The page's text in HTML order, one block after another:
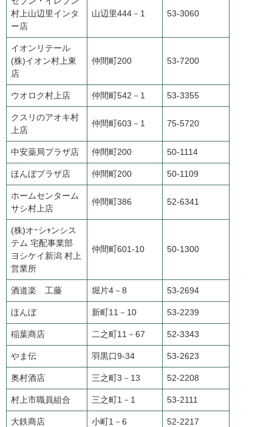
村上山辺里インタ
ー店
山辺里444－1 53-3060
イオンリテール
(株)イオン村上東
店
仲間町200 53-7200
ウオロク村上店 仲間町542－1 53-3355
クスリのアオキ村
上店
仲間町603－1 75-5720
中安薬局プラザ店 仲間町200 50-1114
ほんぼプラザ店 仲間町200 50-1109
ホームセンターム
サシ村上店
仲間町386 52-6341
(株)オｰシｬンシス
テム 宅配事業部
ヨシケイ新潟 村上
営業所
仲間町601-10 50-1300
酒道楽 工藤 堀片4－8 53-2694
ほんぼ 新町11－10 53-2239
稲葉商店 二之町11－67 52-3343
やま伝 羽黒口9-34 53-2623
奥村酒店 三之町3－13 52-2208
村上市職員組合 三之町1－1 53-2111
大鉄商店 小町1－6 52-2217